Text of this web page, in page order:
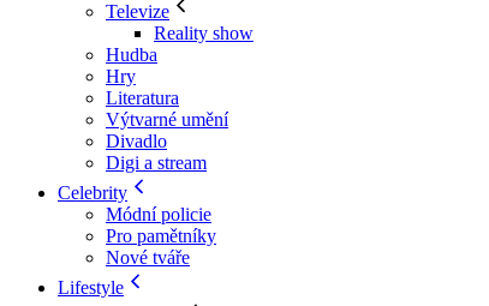
Televize
Reality show
Hudba
Hry
Literatura
Výtvarné umění
Divadlo
Digi a stream
Celebrity
Módní policie
Pro pamětníky
Nové tváře
Lifestyle